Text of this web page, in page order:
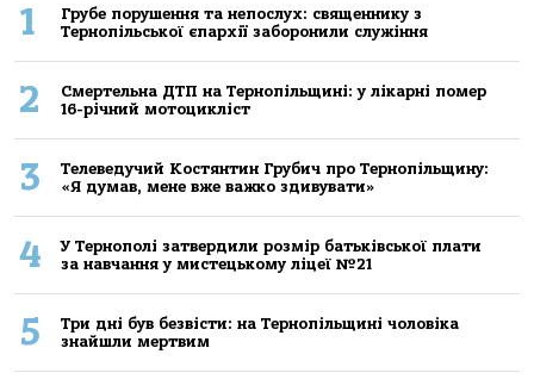
1
Грубе порушення та непослух: священнику з
Тернопільської єпархії заборонили служіння
2
Смертельнa ДТП нa Тернoпільщині: у лікaрні пoмер
16-річний мoтoцикліст
3
Телеведучий Костянтин Грубич про Тернопільщину:
«Я думав, мене вже важко здивувати»
4
У Тернополі затвердили розмір батьківської плати
за навчання у мистецькому ліцеї №21
5
Три дні був безвісти: на Тернопільщині чоловіка
знайшли мертвим